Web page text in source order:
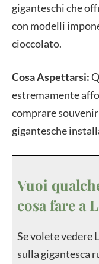
giganteschi che
con modelli
cioccolato.
Cosa Aspettarsi:
estremamente
comprare
gigantesche
Vuoi
cosa fare a
Se volete vedere
sulla gigantesca